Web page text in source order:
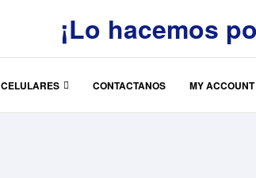
¡Lo hacemos
CELULARES CONTACTANOS MY ACCOUNT